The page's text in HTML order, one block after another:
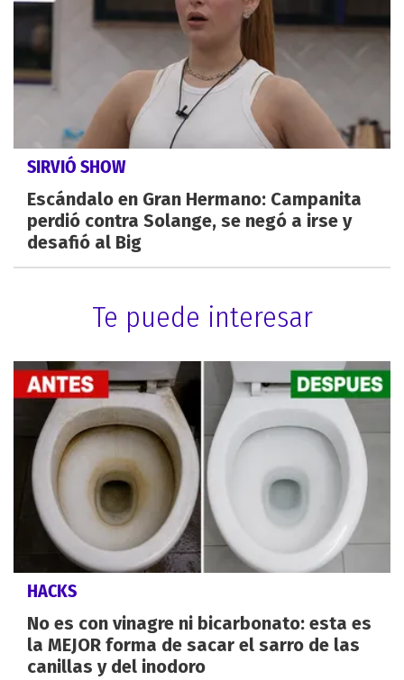
SIRVIÓ SHOW
Escándalo en Gran Hermano: Campanita
perdió contra Solange, se negó a irse y
desafió al Big
Te puede interesar
HACKS
No es con vinagre ni bicarbonato: esta es
la MEJOR forma de sacar el sarro de las
canillas y del inodoro